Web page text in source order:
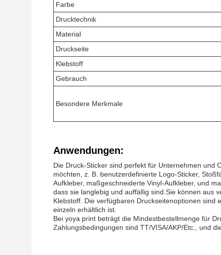
Farbe
Drucktechnik
Material
Druckseite
Klebstoff
Gebrauch
Besondere Merkmale
Anwendungen:
Die Druck-Sticker sind perfekt für Unternehmen und
möchten, z. B. benutzerdefinierte Logo-Sticker,
Aufkleber, maßgeschneiderte Vinyl-Aufkleber, und
dass sie langlebig und auffällig sind.Sie können aus
Klebstoff. Die verfügbaren Druckseitenoptionen sind
einzeln erhältlich ist.
Bei yoya print beträgt die Mindestbestellmenge für
Zahlungsbedingungen sind TT/VISA/AKP/Etc., und